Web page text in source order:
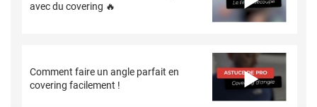
avec du covering 🔥
Comment faire un angle parfait en
covering facilement !